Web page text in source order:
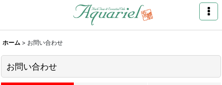
ホーム > お問い合わせ
お問い合わせ